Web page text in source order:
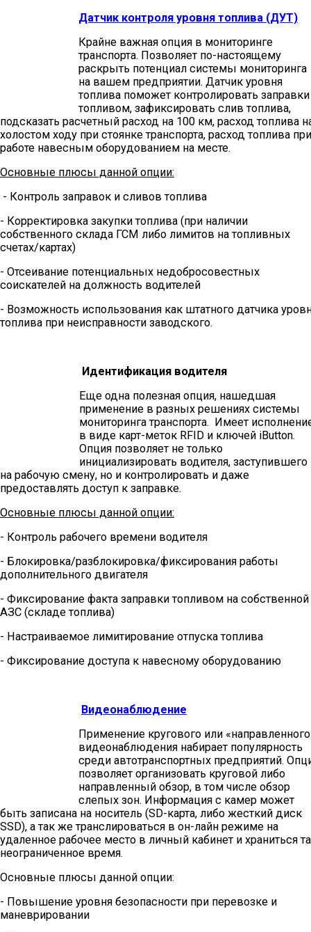
Датчик контроля уровня топлива (ДУТ)
Крайне важная опция в мониторинге
транспорта. Позволяет по-настоящему
раскрыть потенциал системы мониторинга
на вашем предприятии. Датчик уровня
топлива поможет контролировать заправки
топливом, зафиксировать слив топлива,
подсказать расчетный расход на 100 км, расход топлива
холостом ходу при стоянке транспорта, расход топлива при
работе навесным оборудованием на месте.
Основные плюсы данной опции:
- Контроль заправок и сливов топлива
- Корректировка закупки топлива (при наличии
собственного склада ГСМ либо лимитов на топливных
счетах/картах)
- Отсеивание потенциальных недобросовестных
соискателей на должность водителей
- Возможность использования как штатного датчика
топлива при неисправности заводского.
Идентификация водителя
Еще одна полезная опция, нашедшая
применение в разных решениях системы
мониторинга транспорта. Имеет
в виде карт-меток RFID и ключей iButton.
Опция позволяет не только
инициализировать водителя, заступившего
на рабочую смену, но и контролировать и даже
предоставлять доступ к заправке.
Основные плюсы данной опции:
- Контроль рабочего времени водителя
- Блокировка/разблокировка/фиксирования работы
дополнительного двигателя
- Фиксирование факта заправки топливом на собственной
АЗС (складе топлива)
- Настраиваемое лимитирование отпуска топлива
- Фиксирование доступа к навесному оборудованию
Видеонаблюдение
Применение кругового или
видеонаблюдения набирает популярность
среди автотранспортных предприятий.
позволяет организовать круговой либо
направленный обзор, в том числе обзор
слепых зон. Информация с камер может
быть записана на носитель (SD-карта, либо жесткий диск
SSD), а так же транслироваться в он-лайн режиме на
удаленное рабочее место в личный кабинет и храниться
неограниченное время.
Основные плюсы данной опции:
- Повышение уровня безопасности при перевозке и
маневрировании